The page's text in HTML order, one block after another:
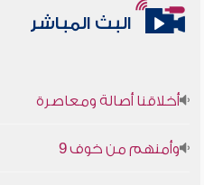
البث المباشر
أخلاقنا أصالة ومعاصرة
وأمنهم من خوف 9